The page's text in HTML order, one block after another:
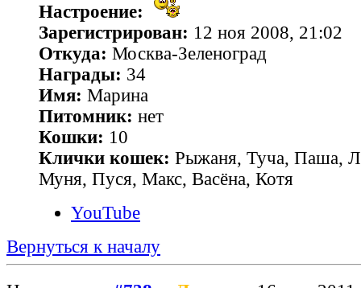
Настроение:
Зарегистрирован: 12 ноя 2008, 21:02
Откуда: Москва-Зеленоград
Награды: 34
Имя: Марина
Питомник: нет
Кошки: 10
Клички кошек: Рыжаня, Туча, Паша,
Муня, Пуся, Макс, Васёна, Котя
YouTube
Вернуться к началу